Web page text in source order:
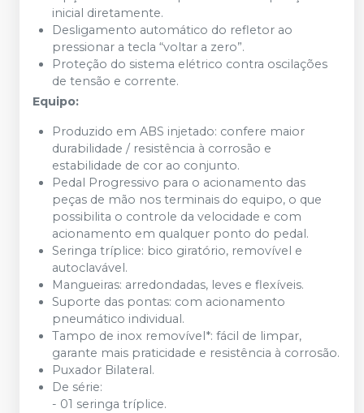
inicial diretamente.
Desligamento automático do refletor ao
pressionar a tecla “voltar a zero”.
Proteção do sistema elétrico contra oscilações
de tensão e corrente.
Equipo:
Produzido em ABS injetado: confere maior
durabilidade / resistência à corrosão e
estabilidade de cor ao conjunto.
Pedal Progressivo para o acionamento das
peças de mão nos terminais do equipo, o que
possibilita o controle da velocidade e com
acionamento em qualquer ponto do pedal.
Seringa tríplice: bico giratório, removível e
autoclavável.
Mangueiras: arredondadas, leves e flexíveis.
Suporte das pontas: com acionamento
pneumático individual.
Tampo de inox removível*: fácil de limpar,
garante mais praticidade e resistência à corrosão.
Puxador Bilateral.
De série:
- 01 seringa tríplice.